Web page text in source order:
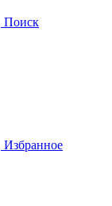
Поиск
Избранное